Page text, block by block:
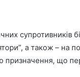
супротивників
а також – на
призначення, що